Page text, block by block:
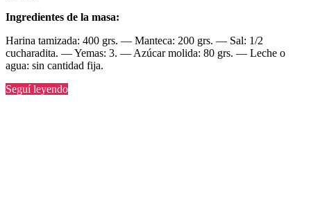
Ingredientes de la masa:
Harina tamizada: 400 grs. — Manteca: 200 grs. — Sal: 1/2
cucharadita. — Yemas: 3. — Azúcar molida: 80 grs. — Leche o
agua: sin cantidad fija.
Seguí leyendo“Falstaff”